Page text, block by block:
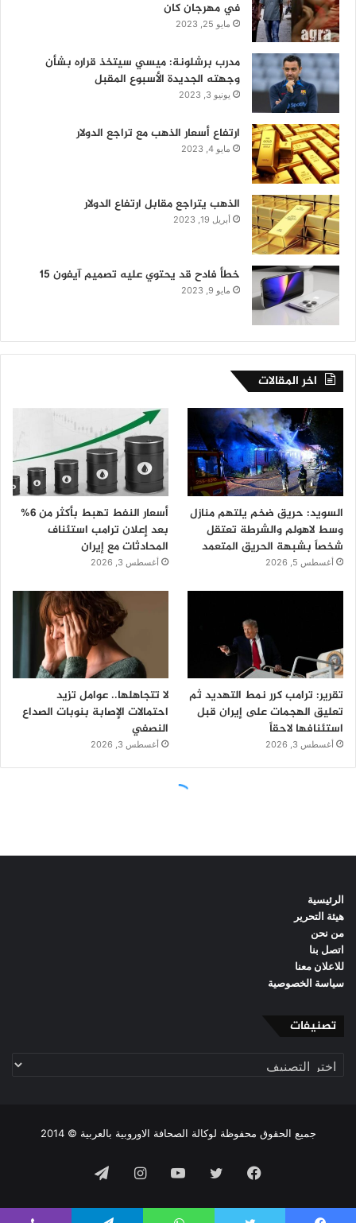
الرئيسية
هيئة التحرير
من نحن
اتصل بنا
للاعلان معنا
سياسة الخصوصية
تصنيفات
تصنيفات
جميع الحقوق محفوظة لوكالة الصحافة الاوروبية بالعربية © 2014
فيسبوك تويتر يوتيوبانستقرامتيلقرام